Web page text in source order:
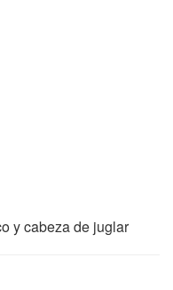
y cabeza de juglar